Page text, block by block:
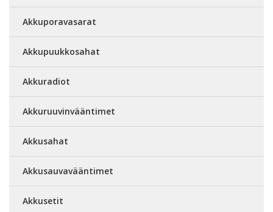
Akkuporavasarat
Akkupuukkosahat
Akkuradiot
Akkuruuvinvääntimet
Akkusahat
Akkusauvavääntimet
Akkusetit